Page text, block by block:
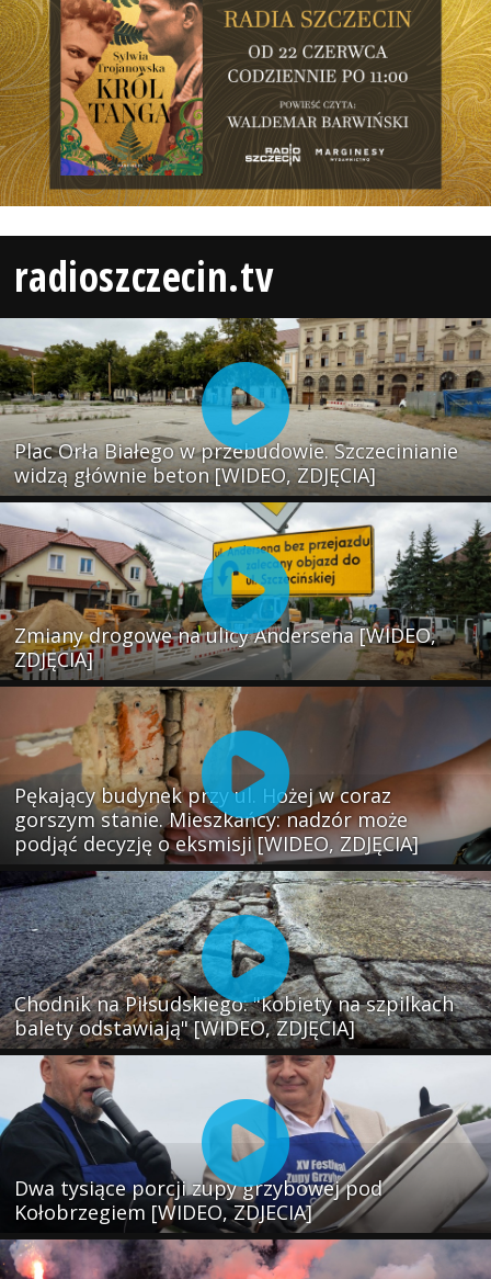
radioszczecin.tv
Plac Orła Białego w przebudowie. Szczecinianie
widzą głównie beton [WIDEO, ZDJĘCIA]
Zmiany drogowe na ulicy Andersena [WIDEO,
ZDJĘCIA]
Pękający budynek przy ul. Hożej w coraz
gorszym stanie. Mieszkańcy: nadzór może
podjąć decyzję o eksmisji [WIDEO, ZDJĘCIA]
Chodnik na Piłsudskiego: "kobiety na szpilkach
balety odstawiają" [WIDEO, ZDJĘCIA]
Dwa tysiące porcji zupy grzybowej pod
Kołobrzegiem [WIDEO, ZDJECIA]